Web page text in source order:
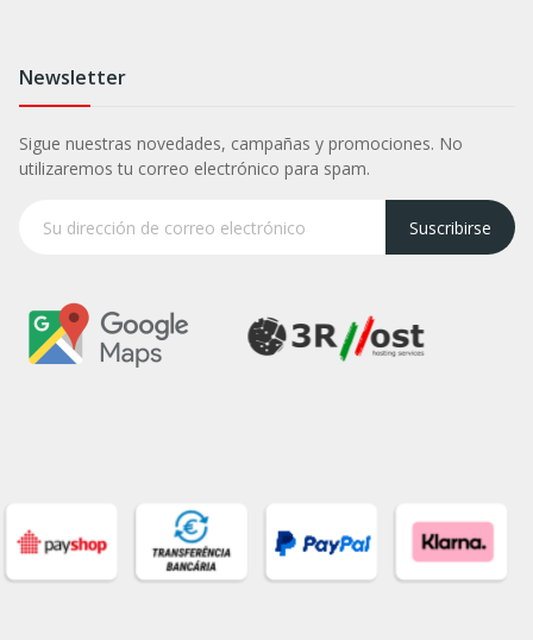
Newsletter
Sigue nuestras novedades, campañas y promociones. No
utilizaremos tu correo electrónico para spam.
Suscribirse